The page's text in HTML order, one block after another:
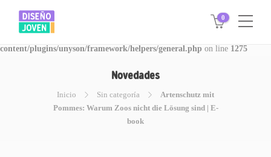
Warning: Invalid argument supplied for foreach() in
/www/disegnojoven.com.ar/htdocs/wp-
content/plugins/unyson/framework/helpers/general.php on line 1275
0
Novedades
Inicio Sin categoría
Artenschutz mit
Pommes: Warum Zoos nicht die Lösung sind | E-
book